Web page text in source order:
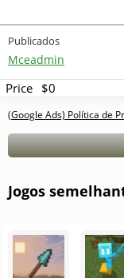
Publicados
Mceadmin
Price $0
(Google Ads) Política de
Jogos